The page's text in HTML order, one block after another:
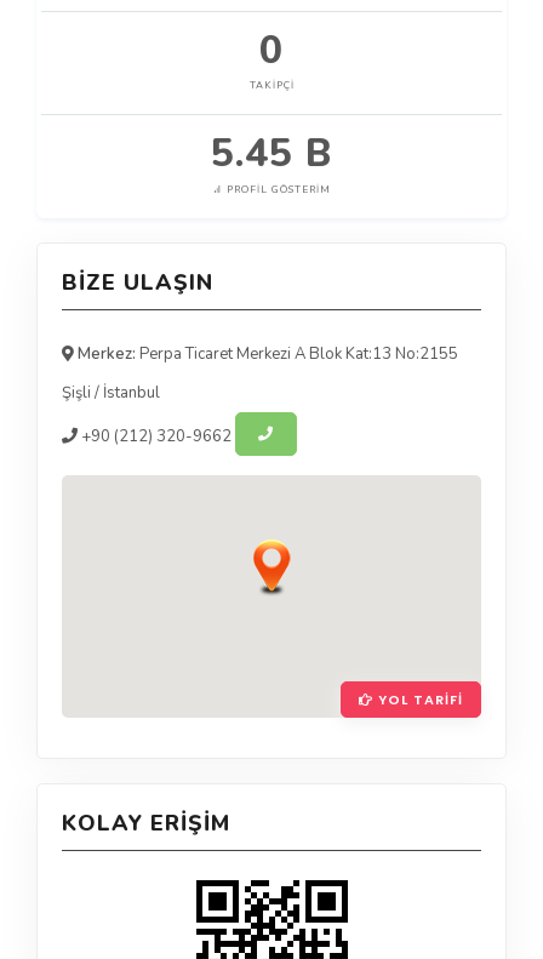
0
TAKIPÇI
5.45 B
PROFIL GÖSTERIM
BIZE ULAŞIN
Merkez: Perpa Ticaret Merkezi A Blok Kat:13 No:2155
Şişli / İstanbul
+90 (212) 320-9662
YOL TARIFI
KOLAY ERIŞIM